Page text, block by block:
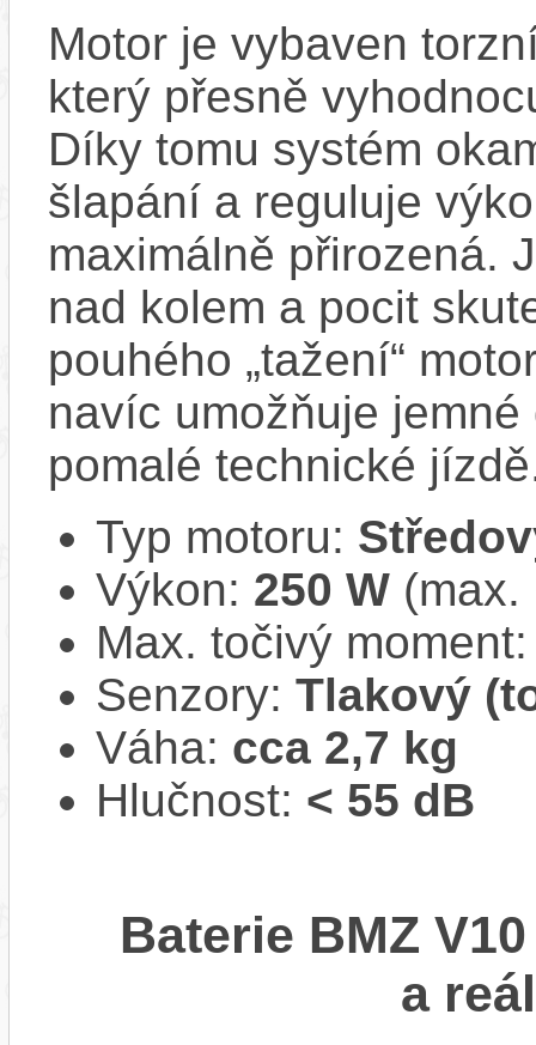
Motor je vybaven
který přesně
Díky tomu systém
šlapání a reguluje
maximálně přirozená.
nad kolem a pocit
pouhého „tažení“
navíc umožňuje
pomalé technické
Typ motoru:
Výkon: 250 W (max.
Max. točivý
Senzory: Tlakový
Váha: cca 2,7 kg
Hlučnost: < 55 dB
Baterie BMZ
a